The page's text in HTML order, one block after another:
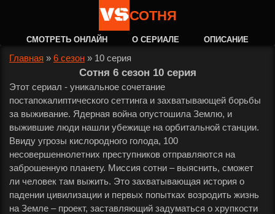
СОТНЯ
СМОТРЕТЬ ОНЛАЙН О СЕРИАЛЕ ОПИСАНИЕ
Главная » 6 сезон » 10 серия
Сотня 6 сезон 10 серия
Этот сериал - уникальное сочетание
постапокалиптического сеттинга и захватывающей борьбы
за выживание. Ядерная война опустошила Землю, и
выжившие люди нашли убежище на орбитальной станции.
Ввиду угрозы кислородного голода, 100
несовершеннолетних преступников отправляются на
заброшенную планету. Миссия сотни – выяснить, сможет
ли человек там выжить. Это захватывающая история о
падении цивилизации и первых попытках возродить жизнь
на Земле – проект, заставляющий задуматься о хрупкости